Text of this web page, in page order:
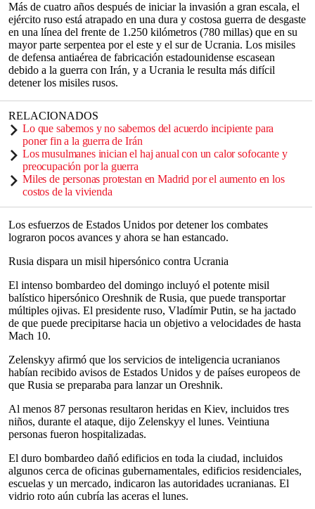
Más de cuatro años después de iniciar la invasión a gran escala, el
ejército ruso está atrapado en una dura y costosa guerra de desgaste
en una línea del frente de 1.250 kilómetros (780 millas) que en su
mayor parte serpentea por el este y el sur de Ucrania. Los misiles
de defensa antiaérea de fabricación estadounidense escasean
debido a la guerra con Irán, y a Ucrania le resulta más difícil
detener los misiles rusos.
RELACIONADOS
Lo que sabemos y no sabemos del acuerdo incipiente para
poner fin a la guerra de Irán
Los musulmanes inician el haj anual con un calor sofocante y
preocupación por la guerra
Miles de personas protestan en Madrid por el aumento en los
costos de la vivienda
Los esfuerzos de Estados Unidos por detener los combates
lograron pocos avances y ahora se han estancado.
Rusia dispara un misil hipersónico contra Ucrania
El intenso bombardeo del domingo incluyó el potente misil
balístico hipersónico Oreshnik de Rusia, que puede transportar
múltiples ojivas. El presidente ruso, Vladímir Putin, se ha jactado
de que puede precipitarse hacia un objetivo a velocidades de hasta
Mach 10.
Zelenskyy afirmó que los servicios de inteligencia ucranianos
habían recibido avisos de Estados Unidos y de países europeos de
que Rusia se preparaba para lanzar un Oreshnik.
Al menos 87 personas resultaron heridas en Kiev, incluidos tres
niños, durante el ataque, dijo Zelenskyy el lunes. Veintiuna
personas fueron hospitalizadas.
El duro bombardeo dañó edificios en toda la ciudad, incluidos
algunos cerca de oficinas gubernamentales, edificios residenciales,
escuelas y un mercado, indicaron las autoridades ucranianas. El
vidrio roto aún cubría las aceras el lunes.